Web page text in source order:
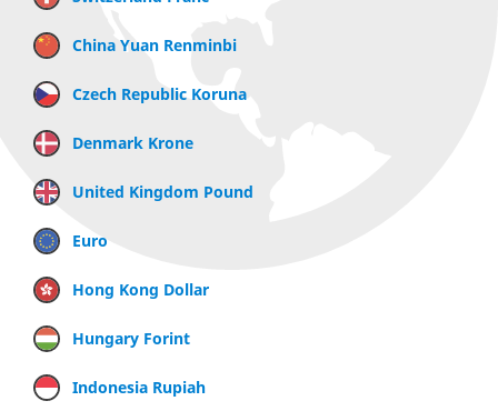
China Yuan Renminbi
Czech Republic Koruna
Denmark Krone
United Kingdom Pound
Euro
Hong Kong Dollar
Hungary Forint
Indonesia Rupiah